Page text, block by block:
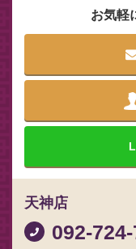
お気軽
天神店
092-